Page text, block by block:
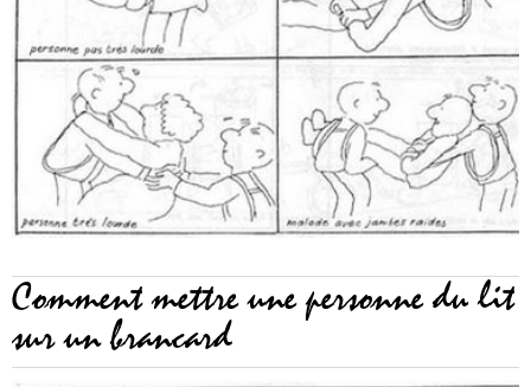
Comment mettre une personne du lit
sur un brancard